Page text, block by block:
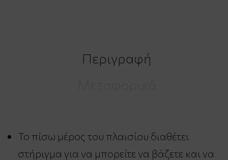
Περιγραφή
Το πίσω μέρος του πλαισίου διαθέτει
στήριγμα για να μπορείτε να βάζετε και να